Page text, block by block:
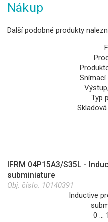
Nákup
Další podobné produkty
Snímací
Typ
IFRM 04P15A3/S35L -
subminiature
Obj. číslo: 10140391
Inductive
0 …